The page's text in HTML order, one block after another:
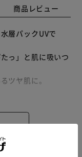
商品レビュー
層パックUVで
っ」と肌に吸いつ
ツヤ肌に。
ざいます。あらか